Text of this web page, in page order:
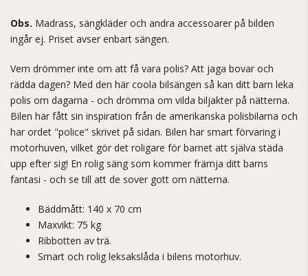
Obs. Madrass, sängkläder och andra accessoarer på bilden
ingår ej. Priset avser enbart sängen.
Vem drömmer inte om att få vara polis? Att jaga bovar och
rädda dagen? Med den här coola bilsängen så kan ditt barn leka
polis om dagarna - och drömma om vilda biljakter på nätterna.
Bilen har fått sin inspiration från de amerikanska polisbilarna och
har ordet "police" skrivet på sidan. Bilen har smart förvaring i
motorhuven, vilket gör det roligare för barnet att själva städa
upp efter sig! En rolig säng som kommer främja ditt barns
fantasi - och se till att de sover gott om nätterna.
Bäddmått: 140 x 70 cm
Maxvikt: 75 kg
Ribbotten av trä.​
Smart och rolig leksakslåda i bilens motorhuv.